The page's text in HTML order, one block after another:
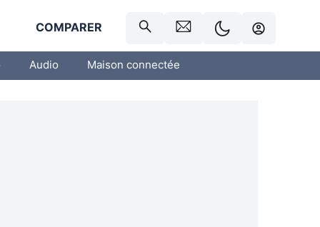
COMPARER
Audio Maison connectée